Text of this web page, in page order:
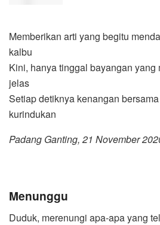
Memberikan arti yang begitu
kalbu
Kini, hanya tinggal bayangan yang
jelas
Setiap detiknya kenangan
kurindukan
Padang Ganting, 21 November
Menunggu
Duduk, merenungi apa-apa yang